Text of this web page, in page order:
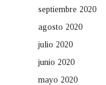
septiembre 2020
agosto 2020
julio 2020
junio 2020
mayo 2020